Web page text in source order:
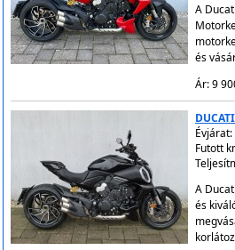
A
és
Ár: 9
Évjárat:
Futott
A
és